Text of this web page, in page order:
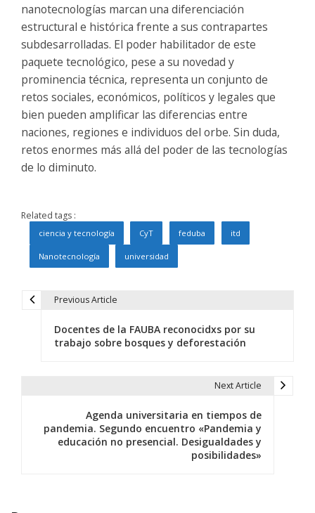
nanotecnologías marcan una diferenciación
estructural e histórica frente a sus contrapartes
subdesarrolladas. El poder habilitador de este
paquete tecnológico, pese a su novedad y
prominencia técnica, representa un conjunto de
retos sociales, económicos, políticos y legales que
bien pueden amplificar las diferencias entre
naciones, regiones e individuos del orbe. Sin duda,
retos enormes más allá del poder de las tecnologías
de lo diminuto.
Related tags :
ciencia y tecnología CyT feduba itd
Nanotecnología universidad
Previous Article
Docentes de la FAUBA reconocidxs por su
trabajo sobre bosques y deforestación
Next Article
Agenda universitaria en tiempos de
pandemia. Segundo encuentro «Pandemia y
educación no presencial. Desigualdades y
posibilidades»